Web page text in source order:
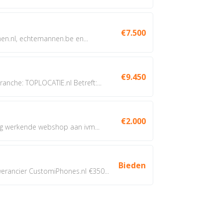
echtemannen.be en...
€7.500
TOPLOCATIE.nl Betreft:...
€9.450
webshop aan ivm...
€2.000
CustomiPhones.nl €350...
Bieden